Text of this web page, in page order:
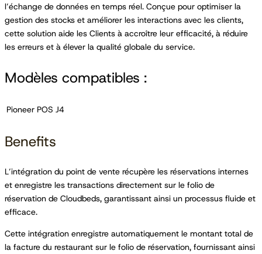
l’échange de données en temps réel. Conçue pour optimiser la
gestion des stocks et améliorer les interactions avec les clients,
cette solution aide les Clients à accroître leur efficacité, à réduire
les erreurs et à élever la qualité globale du service.
Modèles compatibles :
Pioneer POS J4
Benefits
L’intégration du point de vente récupère les réservations internes
et enregistre les transactions directement sur le folio de
réservation de Cloudbeds, garantissant ainsi un processus fluide et
efficace.
Cette intégration enregistre automatiquement le montant total de
la facture du restaurant sur le folio de réservation, fournissant ainsi